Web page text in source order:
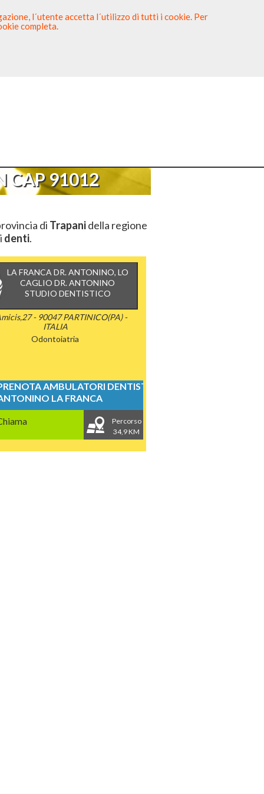
CAP 91012
di Trapanidella regione
denti.
LA FRANCA DR. ANTONINO, LO
CAGLIO DR. ANTONINO
STUDIO DENTISTICO
- 90047 PARTINICO(PA) -
ITALIA
Odontoiatria
AMBULATORI DENTISTICI
LA FRANCA
Percorso
34,9 KM
l´utente accetta l´utilizzo di tutti i cookie. Per
completa.